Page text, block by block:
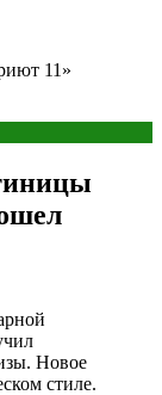
11»
Новое
стиле.